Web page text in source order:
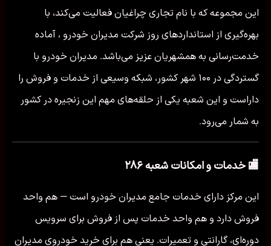
این مجموعه که با نام تجاری چراغیان فعالیت می‌کند، با
بهره‌گیری از استانداردهای روز شرکت مدیران خودرو ، آماده
خدمت‌رسانی به همشهریان عزیز می‌باشد. مدیران خودرو با
گستردگی در ۱۰۰ شهر کشور، شبکه وسیعی از خدمات و فروش را
داراست و این شعبه یکی از حلقه‌های مهم این زنجیره در کشور
به شمار می‌رود.
🏬 خدمات و امکانات شعبه ۲۸۶
این مرکز دارای خدمات جامع مدیران خودرو است — هم واحد
فروش دارد و هم واحد خدمات پس از فروش برای سرویس
دوره‌ای، گارانتی و تعمیرات. یعنی هم برای خرید خودروی مدیران